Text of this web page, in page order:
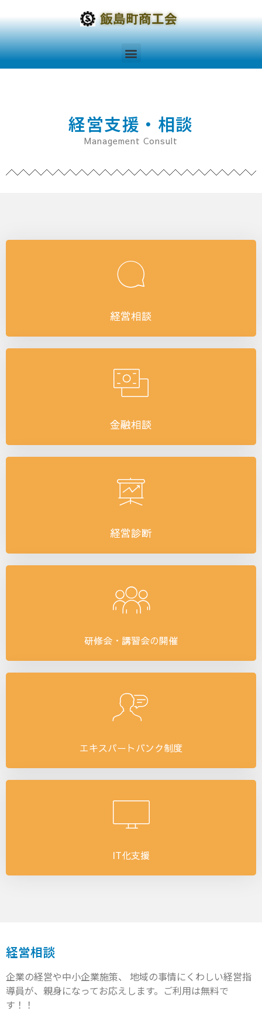
経営支援・相談
Management Consult
経営相談
金融相談
経営診断
研修会・講習会の開催
エキスパートバンク制度
IT化支援
経営相談
企業の経営や中小企業施策、 地域の事情にくわしい経営指
導員が、親身になってお応えします。ご利用は無料で
す！！